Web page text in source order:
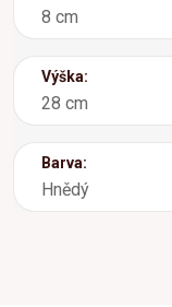
8 cm
Výška:
28 cm
Barva:
Hnědý